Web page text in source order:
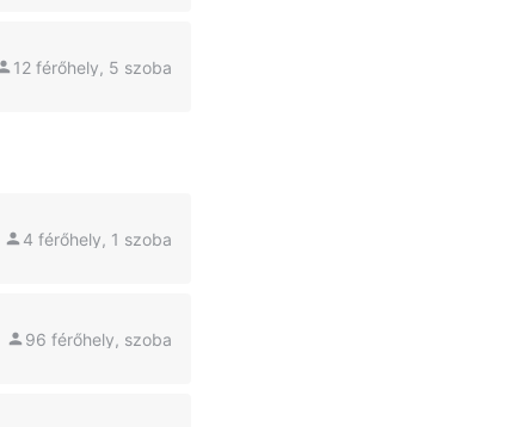
12 férőhely, 5 szoba
4 férőhely, 1 szoba
96 férőhely, szoba